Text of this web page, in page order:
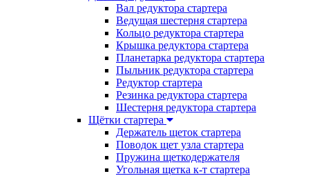
Вал редуктора стартера
Ведущая шестерня стартера
Кольцо редуктора стартера
Крышка редуктора стартера
Планетарка редуктора стартера
Пыльник редуктора стартера
Редуктор стартера
Резинка редуктора стартера
Шестерня редуктора стартера
Щётки стартера
Держатель щеток стартера
Поводок щет узла стартера
Пружина щеткодержателя
Угольная щетка к-т стартера